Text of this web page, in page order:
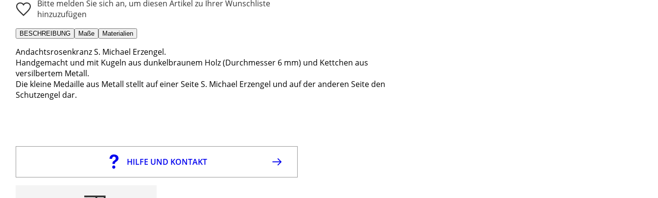
Bitte melden Sie sich an, um diesen Artikel zu Ihrer Wunschliste
hinzuzufügen
BESCHREIBUNG Maße Materialien
Andachtsrosenkranz S. Michael Erzengel.
Handgemacht und mit Kugeln aus dunkelbraunem Holz (Durchmesser 6 mm) und Kettchen aus
versilbertem Metall.
Die kleine Medaille aus Metall stellt auf einer Seite S. Michael Erzengel und auf der anderen Seite den
Schutzengel dar.
HILFE UND KONTAKT